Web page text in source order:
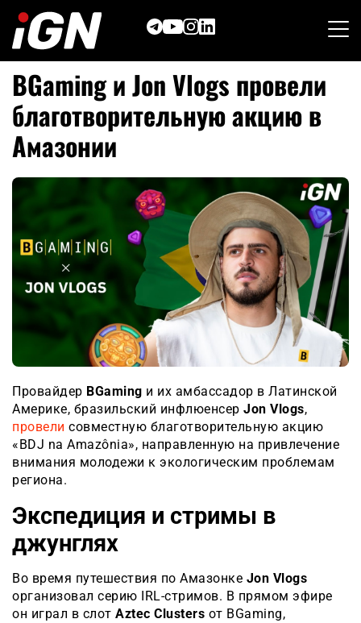
content
BGaming и Jon Vlogs провели
благотворительную акцию в
Амазонии
Провайдер BGaming и их амбассадор в Латинской
Америке, бразильский инфлюенсер Jon Vlogs,
провели совместную благотворительную акцию
«BDJ na Amazônia», направленную на привлечение
внимания молодежи к экологическим проблемам
региона.
Экспедиция и стримы в
джунглях
Во время путешествия по Амазонке Jon Vlogs
организовал серию IRL-стримов. В прямом эфире
он играл в слот Aztec Clusters от BGaming,